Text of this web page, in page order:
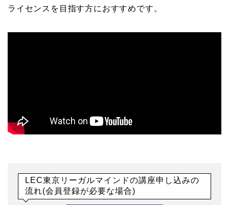
ライセンスを目指す方におすすめです。
LEC東京リーガルマインドの講座申し込みの
流れ(会員登録が必要な場合)